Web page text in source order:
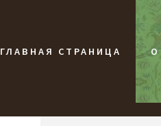
ГЛАВНАЯ СТРАНИЦА О